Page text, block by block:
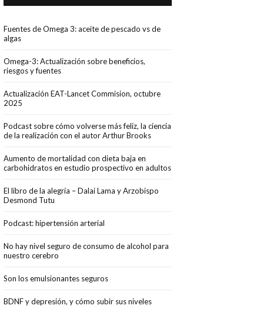
Fuentes de Omega 3: aceite de pescado vs de
algas
Omega-3: Actualización sobre beneficios,
riesgos y fuentes
Actualización EAT-Lancet Commision, octubre
2025
Podcast sobre cómo volverse más feliz, la ciencia
de la realización con el autor Arthur Brooks
Aumento de mortalidad con dieta baja en
carbohidratos en estudio prospectivo en adultos
El libro de la alegría – Dalai Lama y Arzobispo
Desmond Tutu
Podcast: hipertensión arterial
No hay nivel seguro de consumo de alcohol para
nuestro cerebro
Son los emulsionantes seguros
BDNF y depresión, y cómo subir sus niveles